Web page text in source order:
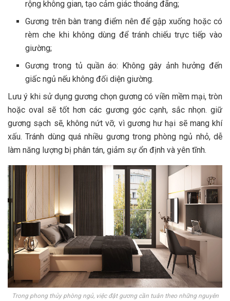
rộng không gian, tạo cảm giác thoáng đãng;
Gương trên bàn trang điểm nên để gập xuống hoặc có
rèm che khi không dùng để tránh chiếu trực tiếp vào
giường;
Gương trong tủ quần áo: Không gây ảnh hưởng đến
giấc ngủ nếu không đối diện giường.
Lưu ý khi sử dụng gương chọn gương có viền mềm mại, tròn
hoặc oval sẽ tốt hơn các gương góc cạnh, sắc nhọn. giữ
gương sạch sẽ, không nứt vỡ, vì gương hư hại sẽ mang khí
xấu. Tránh dùng quá nhiều gương trong phòng ngủ nhỏ, dễ
làm năng lượng bị phân tán, giảm sự ổn định và yên tĩnh.
Trong phong thủy phòng ngủ, việc đặt gương cần tuân theo những nguyên